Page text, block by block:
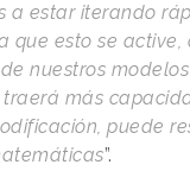
a estar iterando
que esto se active,
nuestros
más
puede
”.